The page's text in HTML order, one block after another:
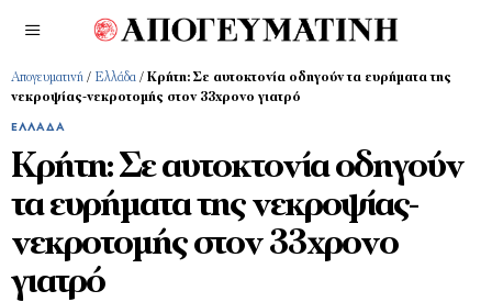
Απογευματινή / Ελλάδα / Κρήτη: Σε αυτοκτονία οδηγούν τα ευρήματα της
νεκροψίας-νεκροτομής στον 33χρονο γιατρό
ΕΛΛΆΔΑ
Κρήτη: Σε αυτοκτονία οδηγούν
τα ευρήματα της νεκροψίας-
νεκροτομής στον 33χρονο
γιατρό